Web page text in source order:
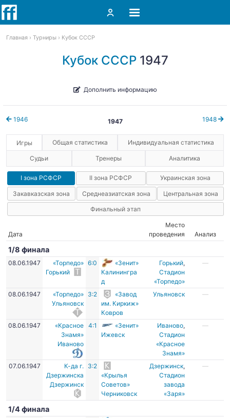
Главная Турниры Кубок СССР
Кубок СССР1947
Дополнить информацию
1946 1948
1947
Игры Общая статистика Индивидуальная статистика
Судьи Тренеры Аналитика
I зона РСФСР II зона РСФСР Украинская зона
Закавказская зона Среднеазиатская зона Центральная зона
Финальный этап
Дата
Место
проведения
Анализ
1/8 финала
08.06.1947
«Торпедо»
Горький
6:0
«Зенит»
Калинингра
д
Горький,
Стадион
«Торпедо»
—
08.06.1947
«Торпедо»
Ульяновск
3:2
«Завод
им. Киркиж»
Ковров
Ульяновск —
08.06.1947
«Красное
Знамя»
Иваново
4:1
«Зенит»
Ижевск
Иваново,
Стадион
«Красное
Знамя»
—
07.06.1947
К-да г.
Дзержинска
Дзержинск
3:2
«Крылья
Советов»
Черниковск
Дзержинск,
Стадион
завода
«Заря»
—
1/4 финала